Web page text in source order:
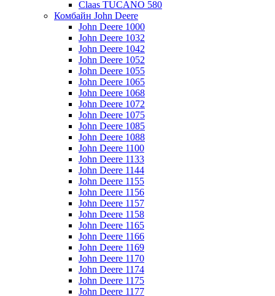
Claas TUCANO 580
Комбайн John Deere
John Deere 1000
John Deere 1032
John Deere 1042
John Deere 1052
John Deere 1055
John Deere 1065
John Deere 1068
John Deere 1072
John Deere 1075
John Deere 1085
John Deere 1088
John Deere 1100
John Deere 1133
John Deere 1144
John Deere 1155
John Deere 1156
John Deere 1157
John Deere 1158
John Deere 1165
John Deere 1166
John Deere 1169
John Deere 1170
John Deere 1174
John Deere 1175
John Deere 1177